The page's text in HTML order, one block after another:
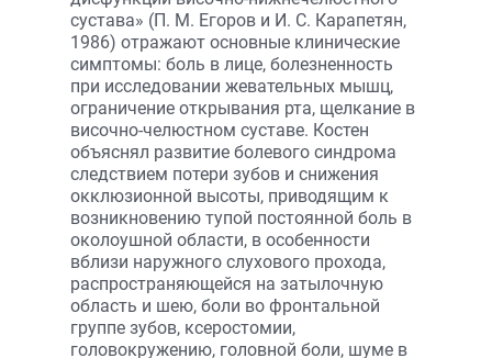
сустава» (П. М. Егоров и И. С. Карапетян,
1986) отражают основные клинические
симптомы: боль в лице, болезненность
при исследовании жевательных мышц,
ограничение открывания рта, щелкание в
височно-челюстном суставе. Костен
объяснял развитие болевого синдрома
следствием потери зубов и снижения
окклюзионной высоты, приводящим к
возникновению тупой постоянной боль в
околоушной области, в особенности
вблизи наружного слухового прохода,
распространяющейся на затылочную
область и шею, боли во фронтальной
группе зубов, ксеростомии,
головокружению, головной боли, шуме в